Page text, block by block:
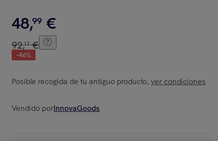
48,99 €
92,17 €
-46%
Posible recogida de tu antiguo producto, ver condiciones
Vendido porInnovaGoods